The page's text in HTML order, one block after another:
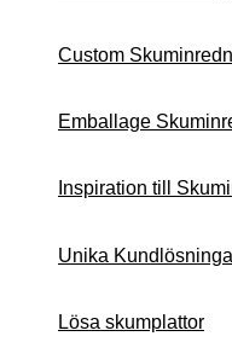
Custom
Emballage
Inspiration till
Unika
Lösa skumplattor